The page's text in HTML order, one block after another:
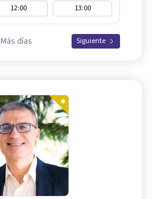
12:00 13:00
Más días Siguiente